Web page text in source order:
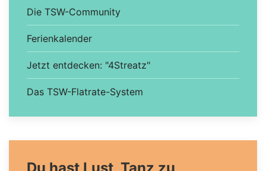
Die TSW-Community
Ferienkalender
Jetzt entdecken: "4Streatz"
Das TSW-Flatrate-System